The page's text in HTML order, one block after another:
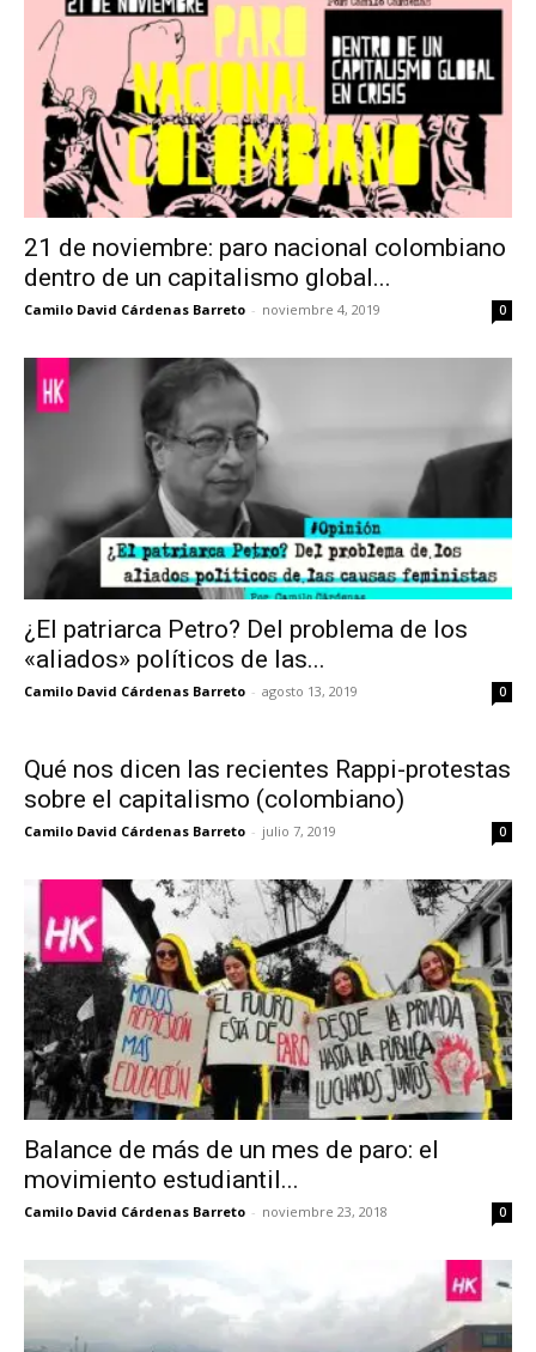
21 de noviembre: paro nacional colombiano
dentro de un capitalismo global...
Camilo David Cárdenas Barreto - noviembre 4, 2019 0
¿El patriarca Petro? Del problema de los
«aliados» políticos de las...
Camilo David Cárdenas Barreto - agosto 13, 2019 0
Qué nos dicen las recientes Rappi-protestas
sobre el capitalismo (colombiano)
Camilo David Cárdenas Barreto - julio 7, 2019 0
Balance de más de un mes de paro: el
movimiento estudiantil...
Camilo David Cárdenas Barreto - noviembre 23, 2018 0